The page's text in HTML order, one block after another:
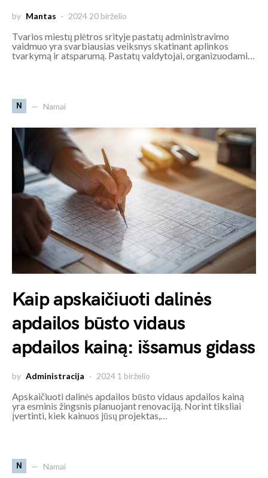
by Mantas 2024 20 birželio
Tvarios miestų plėtros srityje pastatų administravimo
vaidmuo yra svarbiausias veiksnys skatinant aplinkos
tvarkymą ir atsparumą. Pastatų valdytojai, organizuodami…
N Namai
Kaip apskaičiuoti dalinės
apdailos būsto vidaus
apdailos kainą: išsamus gidass
by Administracija 2024 1 birželio
Apskaičiuoti dalinės apdailos būsto vidaus apdailos kainą
yra esminis žingsnis planuojant renovaciją. Norint tiksliai
įvertinti, kiek kainuos jūsų projektas,…
N Namai